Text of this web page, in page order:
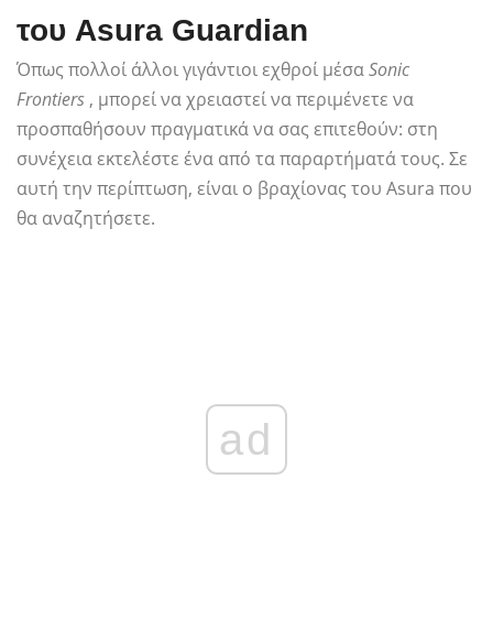
του Asura Guardian
Όπως πολλοί άλλοι γιγάντιοι εχθροί μέσαSonic
Frontiers , μπορεί να χρειαστεί να περιμένετε να
προσπαθήσουν πραγματικά να σας επιτεθούν: στη
συνέχεια εκτελέστε ένα από τα παραρτήματά τους. Σε
αυτή την περίπτωση, είναι ο βραχίονας του Asura που
θα αναζητήσετε.
ad